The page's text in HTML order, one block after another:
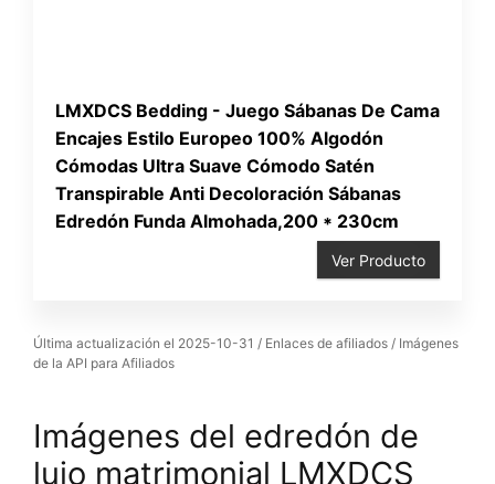
LMXDCS Bedding - Juego Sábanas De Cama
Encajes Estilo Europeo 100% Algodón
Cómodas Ultra Suave Cómodo Satén
Transpirable Anti Decoloración Sábanas
Edredón Funda Almohada,200 * 230cm
Ver Producto
Última actualización el 2025-10-31 / Enlaces de afiliados / Imágenes
de la API para Afiliados
Imágenes del edredón de
lujo matrimonial LMXDCS